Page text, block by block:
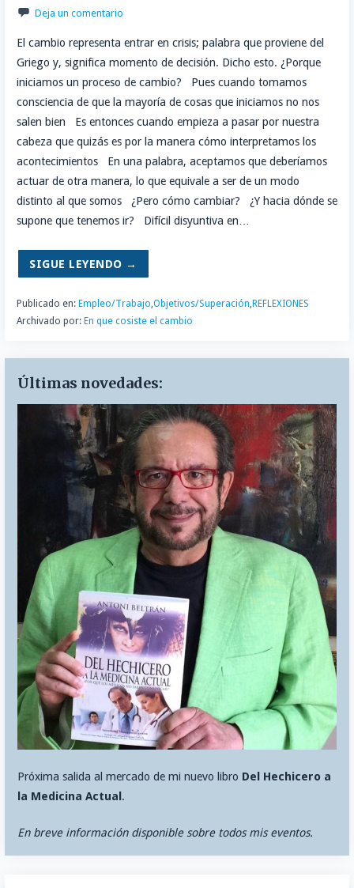
Deja un comentario
El cambio representa entrar en crisis; palabra que proviene del
Griego y, significa momento de decisión. Dicho esto. ¿Porque
iniciamos un proceso de cambio? Pues cuando tomamos
consciencia de que la mayoría de cosas que iniciamos no nos
salen bien Es entonces cuando empieza a pasar por nuestra
cabeza que quizás es por la manera cómo interpretamos los
acontecimientos En una palabra, aceptamos que deberíamos
actuar de otra manera, lo que equivale a ser de un modo
distinto al que somos ¿Pero cómo cambiar? ¿Y hacia dónde se
supone que tenemos ir? Difícil disyuntiva en…
SIGUE LEYENDO →
Publicado en: Empleo/Trabajo,Objetivos/Superación,REFLEXIONES
Archivado por: En que cosiste el cambio
Últimas novedades:
Próxima salida al mercado de mi nuevo libro Del Hechicero a
la Medicina Actual .
En breve información disponible sobre todos mis eventos.